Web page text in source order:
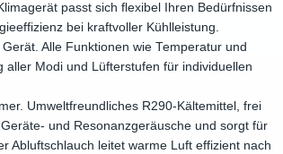
passt sich flexibel Ihren Bedürfnissen
bei kraftvoller Kühlleistung.
Alle Funktionen wie Temperatur und
aller Modi und Lüfterstufen für individuellen
Umweltfreundliches R290-Kältemittel, frei
und Resonanzgeräusche und sorgt für
Abluftschlauch leitet warme Luft effizient nach